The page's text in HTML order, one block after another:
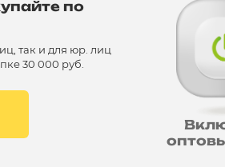
по
так и для юр. лиц
30 000 руб.